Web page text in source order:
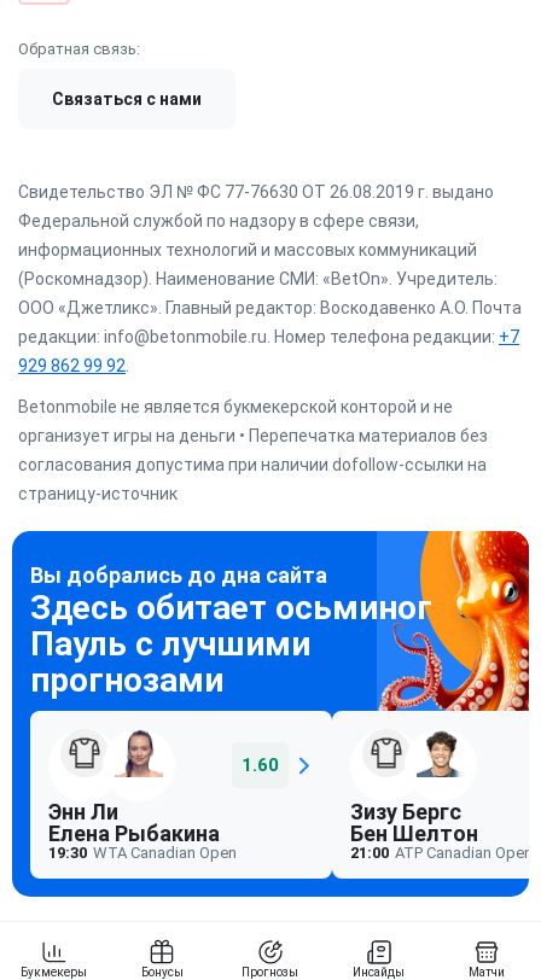
Обратная связь:
Связаться с нами
Свидетельство ЭЛ № ФС 77-76630 ОТ 26.08.2019 г. выдано
Федеральной службой по надзору в сфере связи,
информационных технологий и массовых коммуникаций
(Роскомнадзор). Наименование СМИ: «BetOn». Учредитель:
ООО «Джетликс». Главный редактор: Воскодавенко А.О. Почта
редакции: info@betonmobile.ru. Номер телефона редакции: +7
929 862 99 92.
Betonmobile не является букмекерской конторой и не
организует игры на деньги • Перепечатка материалов без
согласования допустима при наличии dofollow-ссылки на
страницу-источник
1.60
Энн Ли
Елена Рыбакина
19:30 WTA Canadian Open
Зизу Бергс
Бен Шелтон
21:00 ATP Canadian Open